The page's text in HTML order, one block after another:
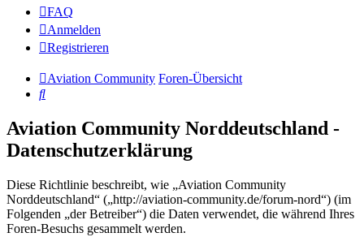
FAQ
Anmelden
Registrieren
Aviation Community Foren-Übersicht
Suche
Aviation Community Norddeutschland -
Datenschutzerklärung
Diese Richtlinie beschreibt, wie „Aviation Community
Norddeutschland“ („http://aviation-community.de/forum-nord“) (im
Folgenden „der Betreiber“) die Daten verwendet, die während Ihres
Foren-Besuchs gesammelt werden.